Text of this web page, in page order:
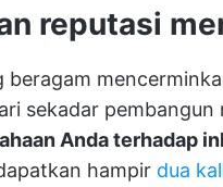
reputasi
beragam
sekadar
Anda terhadap
hampir dua